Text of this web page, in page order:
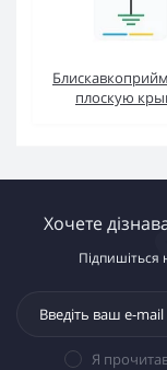
плоскую
Хочете
Підпишіться
Я